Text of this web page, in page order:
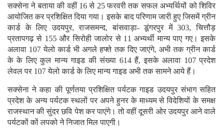
सक्सेना ने बताया की वहीं 16 से 25 फरवरी तक सफल अभ्यर्थियों को शिविर
आयोजित कर प्रशिक्षित दिया गया। इसके बाद परिणाम जारी हुए जिसमें ग्रीन
कार्ड के लिए उदयपुर, राजसमन्द, बांसवाड़ा- डूंगरपुर में 303, चित्तौड़
प्रतापगढ़ से 155 और सिरोही जालोर से 11 अभ्यर्थी मान्य पाए गए। इसके
अलावा 107 येलो कार्ड भी अगले हफ्ते तक दिए जाएंगे, अभी तक ग्रीन कार्ड
के के लिए कुल मान्य गाइड की संख्या 614 हैं, इसके अलावा 107 प्रदेश
लेवल पर 107 येलो कार्ड के लिए मान्य गाइड अभी तक सामने आये हैं।
सक्सेना ने कहा की पूर्णतया प्रशिक्षित पर्यटक गाइड उदयपुर संभाग सहित
प्रदेश के अन्य पर्यटक स्थलों पर अपने हुनर के माध्यम से विदेशियों के समक्ष
राजस्थान की सुंदर छवि पेश कर पाएंगे। तो वहीं दूसरी ओर उदयपुर आने वाले
पर्यटकों कों लपको ने निजात मिल पाएगी।